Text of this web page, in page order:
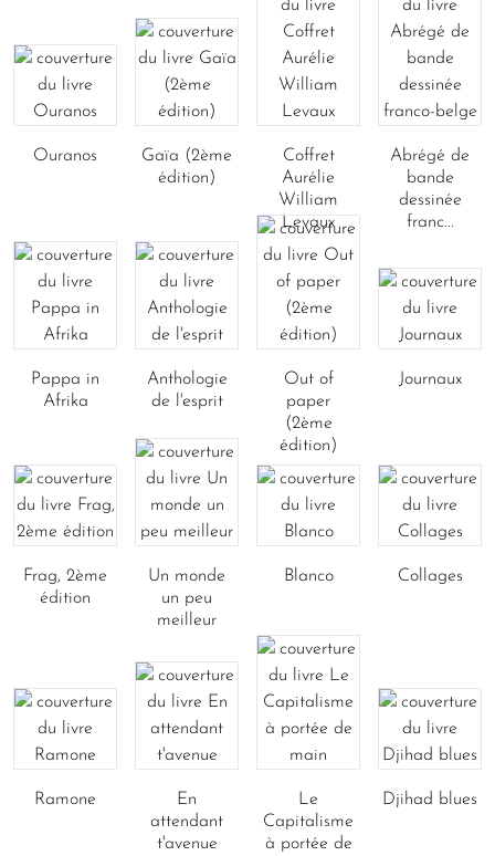
Ouranos
Gaïa (2ème
édition)
Coffret
Aurélie
William
Levaux
Abrégé de
bande
dessinée
franc...
Pappa in
Afrika
Anthologie
de l'esprit
Out of
paper
(2ème
édition)
Journaux
Frag, 2ème
édition
Un monde
un peu
meilleur
Blanco Collages
Ramone
En
attendant
t'avenue
Le
Capitalisme
à portée de
Djihad blues